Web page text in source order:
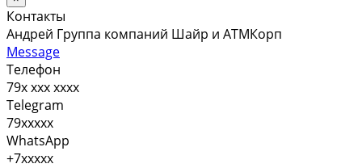
Контакты
Андрей Группа компаний Шайр и АТМКорп
Message
Телефон
79x xxx xxxx
Telegram
79xxxxx
WhatsApp
+7xxxxx